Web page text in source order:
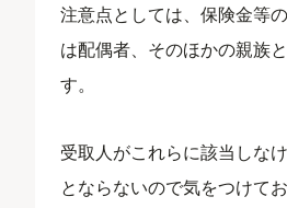
注意点としては、保険金等
は配偶者、そのほかの親族
す。
受取人がこれらに該当しな
とならないので気をつけて